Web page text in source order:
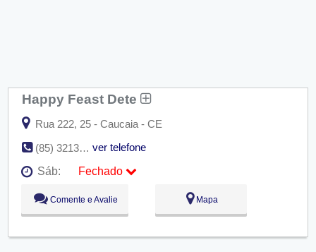
Happy Feast Dete
Rua 222, 25 - Caucaia - CE
(85) 3213-2494 / (85) 8846-0257
ver telefone
Sáb:
Fechado
Seg:
Ter:
09:00 - 18:00
Qua:
09:00 - 18:00
Sex:
09:00 - 18:00
Comente e Avalie Mapa